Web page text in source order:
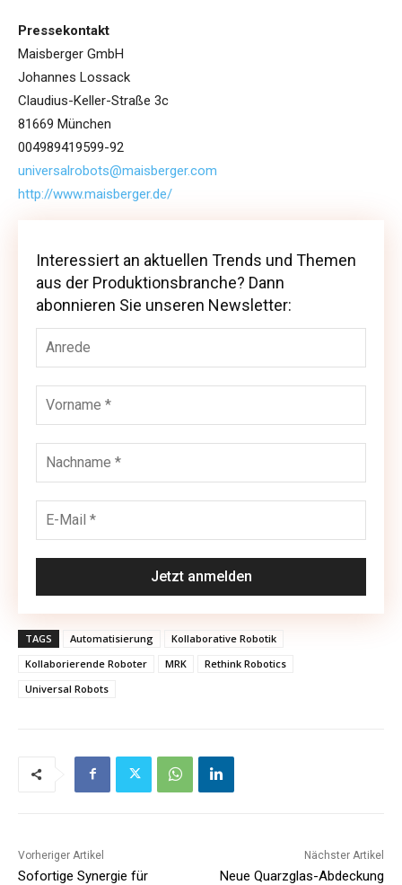
Pressekontakt
Maisberger GmbH
Johannes Lossack
Claudius-Keller-Straße 3c
81669 München
004989419599-92
universalrobots@maisberger.com
http://www.maisberger.de/
Interessiert an aktuellen Trends und Themen
aus der Produktionsbranche? Dann abonnieren
Sie unseren Newsletter:
Interessiert an aktuellen Trends und Themen
aus der Produktionsbranche? Dann
abonnieren Sie unseren Newsletter:
TAGS Automatisierung
Kollaborative Robotik
Kollaborierende Roboter
MRK
Rethink Robotics
Universal Robots
Vorheriger Artikel
Sofortige Synergie für
Nächster Artikel
Neue Quarzglas-Abdeckung